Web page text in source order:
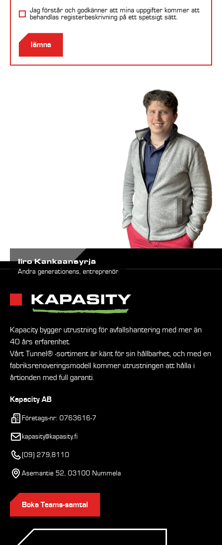
Jag förstår och godkänner att mina uppgifter kommer att
behandlas registerbeskrivning på ett spetsigt sätt.
Iiro Kankaansyrjä
Andra generationens, entreprenör
Kapacity bygger utrustning för avfallshantering med mer än
40 års erfarenhet.
Vårt Tunnel® -sortiment är känt för sin hållbarhet, och med en
fabriksrenoveringsmodell kommer utrustningen att hålla i
årtionden med full garanti.
Kapacity AB
Företags-nr: 0763616-7
kapasity@kapasity.fi
(09) 279,8110
Asemantie 52, 03100 Nummela
Boka Teams-samtal